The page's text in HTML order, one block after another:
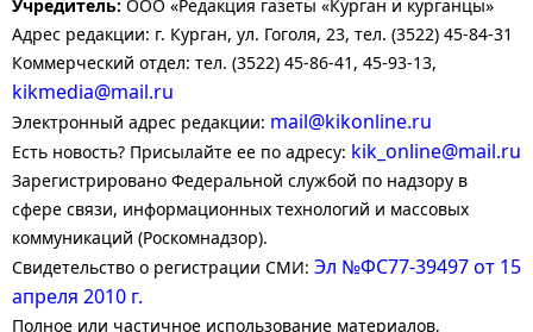
Учредитель: ООО «Редакция газеты «Курган и курганцы»
Адрес редакции: г. Курган, ул. Гоголя, 23, тел. (3522) 45-84-31
Коммерческий отдел: тел. (3522) 45-86-41, 45-93-13,
kikmedia@mail.ru
Электронный адрес редакции: mail@kikonline.ru
Есть новость? Присылайте ее по адресу: kik_online@mail.ru
Зарегистрировано Федеральной службой по надзору в
сфере связи, информационных технологий и массовых
коммуникаций (Роскомнадзор).
Свидетельство о регистрации СМИ: Эл №ФС77-39497 от 15
апреля 2010 г.
Полное или частичное использование материалов,